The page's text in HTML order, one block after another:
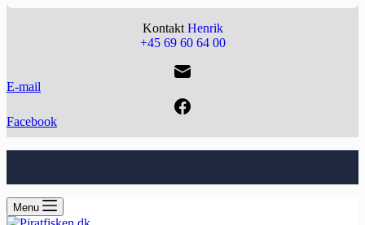
Kontakt Henrik
+45 69 60 64 00
E-mail
Facebook
Menu